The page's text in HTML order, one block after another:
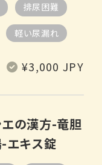
排尿困難
軽い尿漏れ
通 ¥3,000 JPY
の漢方-竜胆
エキス錠